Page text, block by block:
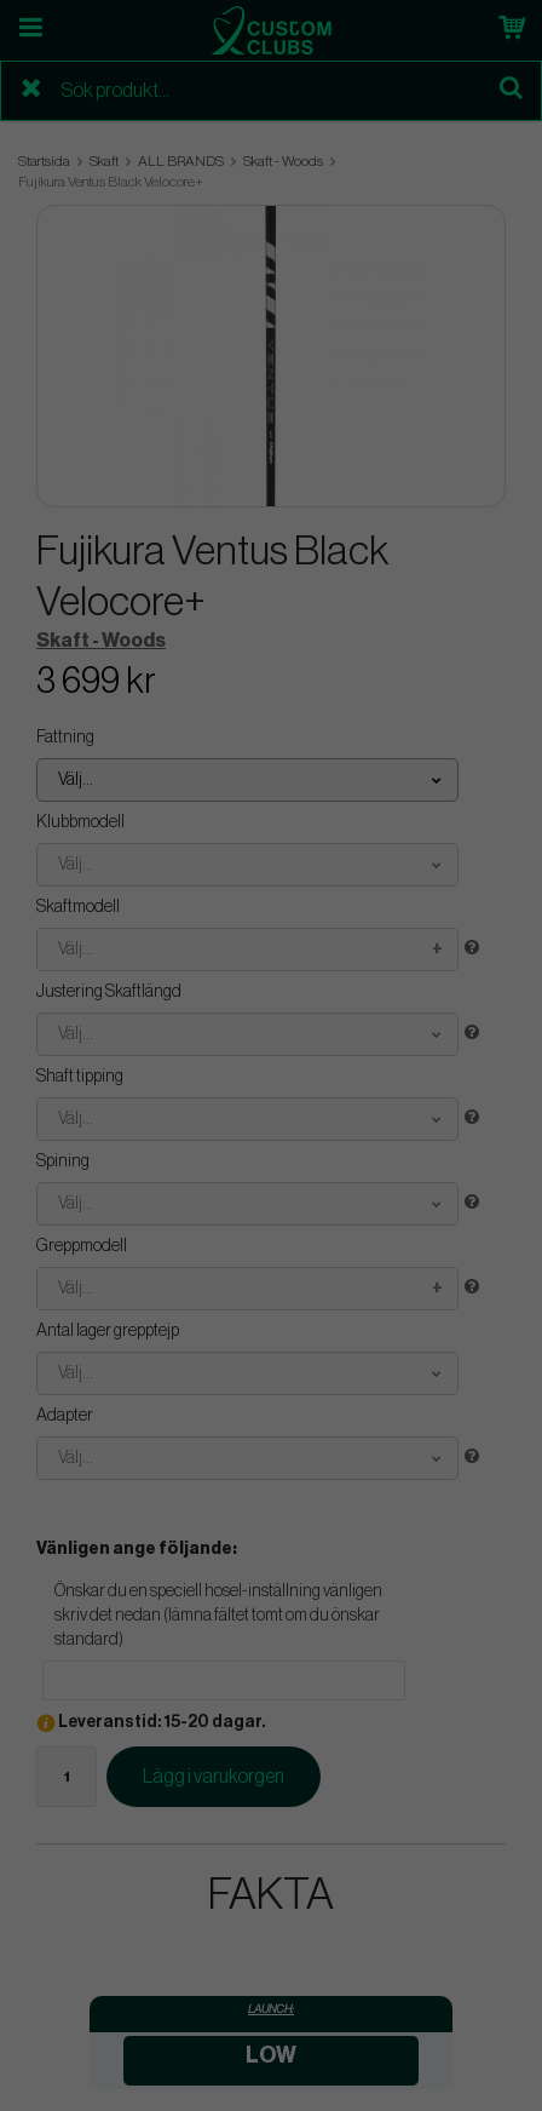
Startsida Skaft ALL BRANDS
Skaft - Woods
Fujikura Ventus Black Velocore+
Fujikura Ventus Black
Velocore+
Skaft - Woods
3 699 kr
Fattning
Välj...
Klubbmodell
Välj...
Skaftmodell
Välj...
Justering Skaftlängd
Välj...
Shaft tipping
Välj...
Spining
Välj...
Greppmodell
Välj...
Antal lager grepptejp
Välj...
Adapter
Välj...
Vänligen ange följande:
Önskar du en speciell hosel-inställning vänligen
skriv det nedan (lämna fältet tomt om du önskar
standard)
Leveranstid: 15-20 dagar.
Lägg i varukorgen
FAKTA
LAUNCH:
LOW